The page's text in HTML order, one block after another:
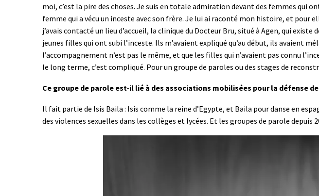
moi, c’est la pire des choses. Je suis en totale admiration devant des femmes qui
femme qui a vécu un inceste avec son frère. Je lui ai raconté mon histoire, et pour
j’avais contacté un lieu d’accueil, la clinique du Docteur Bru, situé à Agen, qui existe
jeunes filles qui ont subi l’inceste. Ils m’avaient expliqué qu’au début, ils avaient
l’accompagnement n’est pas le même, et que les filles qui n’avaient pas connu
le long terme, c’est compliqué. Pour un groupe de paroles ou des stages de
Ce groupe de parole est-il lié à des associations mobilisées pour la défense
Il fait partie de Isis Baila : Isis comme la reine d’Egypte, et Baila pour danse en
des violences sexuelles dans les collèges et lycées. Et les groupes de parole depuis